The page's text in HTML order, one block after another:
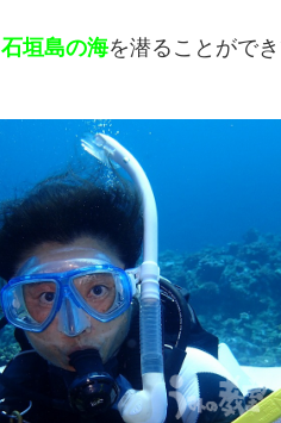
石垣島の海を潜ることがで